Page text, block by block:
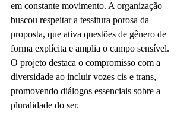
em constante movimento. A organização
buscou respeitar a tessitura porosa da
proposta, que ativa questões de gênero de
forma explícita e amplia o campo sensível.
O projeto destaca o compromisso com a
diversidade ao incluir vozes cis e trans,
promovendo diálogos essenciais sobre a
pluralidade do ser.